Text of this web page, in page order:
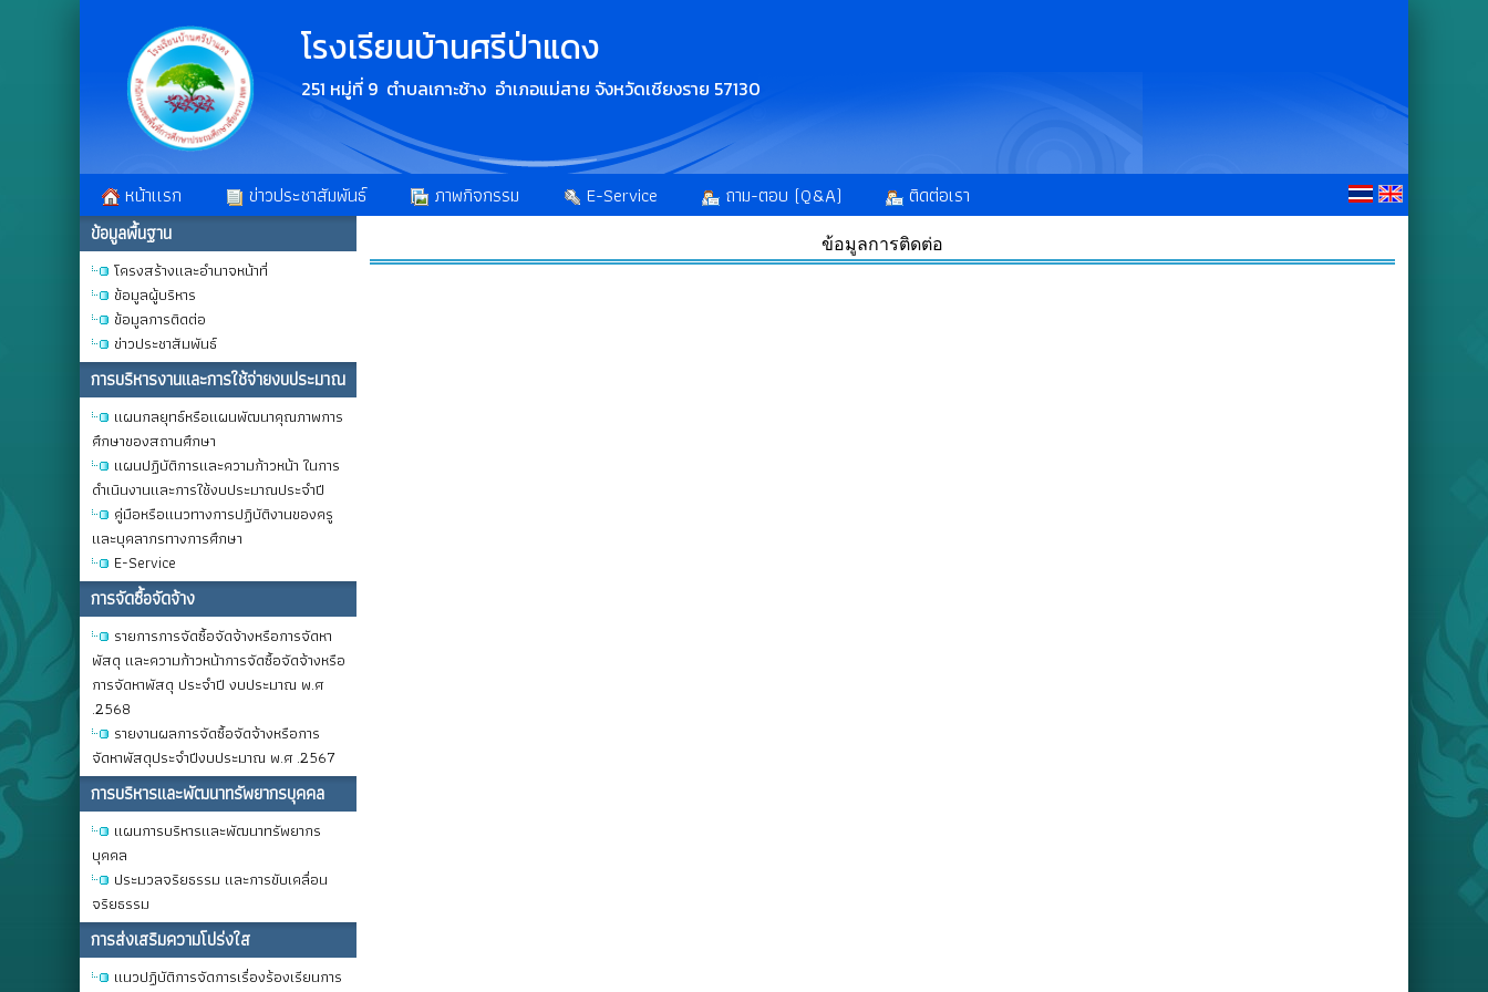
โรงเรียนบ้านศรีป่าแดง
251 หมู่ที่ 9 ตำบลเกาะช้าง อำเภอแม่สาย จังหวัดเชียงราย 57130
หน้าเเรก ข่าวประชาสัมพันธ์ ภาพกิจกรรม E-Service ถาม-ตอบ (Q&A) ติดต่อเรา
ข้อมูลพื้นฐาน
โครงสร้างและอำนาจหน้าที่
ข้อมูลผู้บริหาร
ข้อมูลการติดต่อ
ข่าวประชาสัมพันธ์
การบริหารงานและการใช้จ่ายงบประมาณ
แผนกลยุทธ์หรือแผนพัฒนาคุณภาพการ
ศึกษาของสถานศึกษา
แผนปฏิบัติการและความก้าวหน้า ในการ
ดำเนินงานและการใช้งบประมาณประจำปี
คู่มือหรือแนวทางการปฏิบัติงานของครู
และบุคลากรทางการศึกษา
E-Service
การจัดซื้อจัดจ้าง
รายการการจัดซื้อจัดจ้างหรือการจัดหา
พัสดุ และความก้าวหน้าการจัดซื้อจัดจ้างหรือ
การจัดหาพัสดุ ประจำปี งบประมาณ พ.ศ
.2568
รายงานผลการจัดซื้อจัดจ้างหรือการ
จัดหาพัสดุประจำปีงบประมาณ พ.ศ .2567
การบริหารและพัฒนาทรัพยากรบุคคล
แผนการบริหารและพัฒนาทรัพยากร
บุคคล
ประมวลจริยธรรม และการขับเคลื่อน
จริยธรรม
การส่งเสริมความโปร่งใส
แนวปฏิบัติการจัดการเรื่องร้องเรียนการ
ข้อมูลการติดต่อ